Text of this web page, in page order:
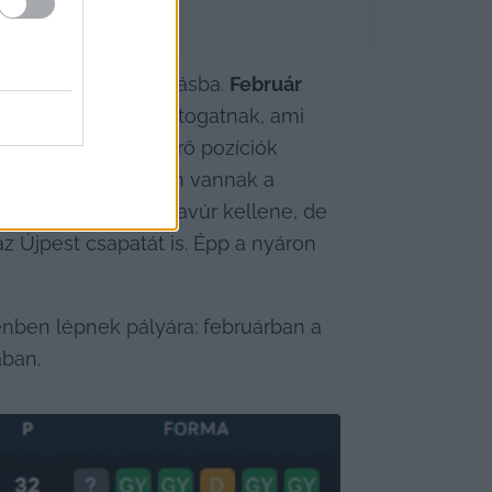
vág bele a folytatásba. Február
a Vasashoz látogatnak, ami
oda a feljutást érő pozíciók
versenyben vannak a
hatalmas bravúr kellene, de
Újpest csapatát is. Épp a nyáron
lépnek pályára: februárban a